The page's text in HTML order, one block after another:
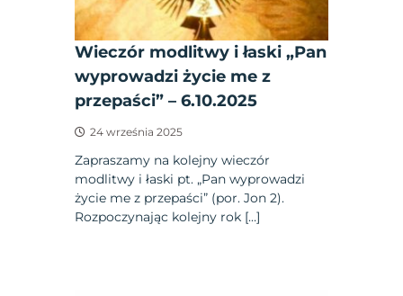
Wieczór modlitwy i łaski „Pan
wyprowadzi życie me z
przepaści” – 6.10.2025
24 września 2025
Zapraszamy na kolejny wieczór
modlitwy i łaski pt. „Pan wyprowadzi
życie me z przepaści” (por. Jon 2).
Rozpoczynając kolejny rok […]